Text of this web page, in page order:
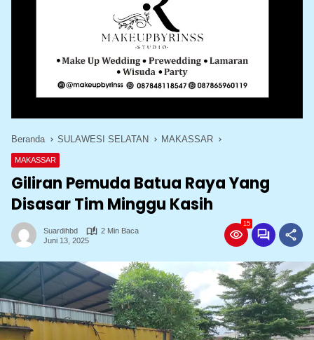
Beranda SULAWESI SELATAN MAKASSAR
MAKASSAR
Giliran Pemuda Batua Raya Yang
Disasar Tim Minggu Kasih
Suardihbd
2 Min Baca
Juni 13, 2025
15